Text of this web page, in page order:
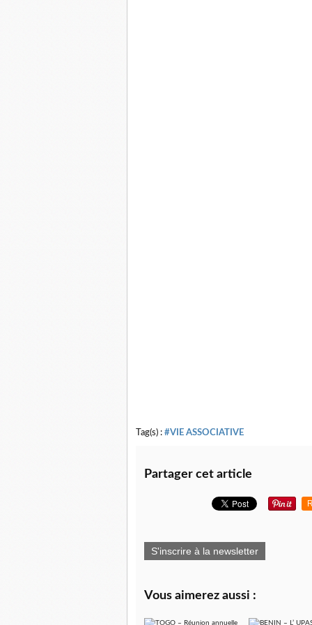
Tag(s) : #VIE ASSOCIATIVE
Partager cet article
S'inscrire à la newsletter
Vous aimerez aussi :